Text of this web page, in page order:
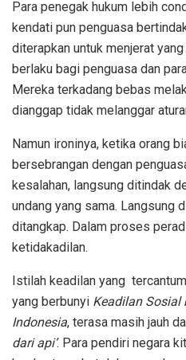
Para penegak hukum lebih
kendati pun penguasa
diterapkan untuk menjerat
berlaku bagi penguasa dan
Mereka terkadang bebas
dianggap tidak melanggar
Namun ironinya, ketika orang
bersebrangan dengan
kesalahan, langsung ditindak
undang yang sama. Langsung
ditangkap. Dalam proses
ketidakadilan.
Istilah keadilan yang
yang berbunyi Keadilan Sosial
Indonesia, terasa masih jauh
dari api’. Para pendiri negara